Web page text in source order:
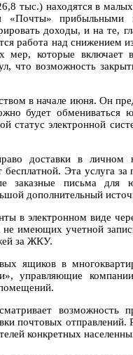
тыс.) находятся в
«Почты» прибыльными
доходы, и на те,
работа над снижением
мер, которые включает
возможность
в начале июня. Он
будет обмениваться
статус электронной
доставки в личном
Эта услуга за
заказные письма для
дополнительный
в электронном виде
не имеющих учетной
за ЖКУ.
ящиков в
управляющие
возможность
почтовых отправлений.
конкретных